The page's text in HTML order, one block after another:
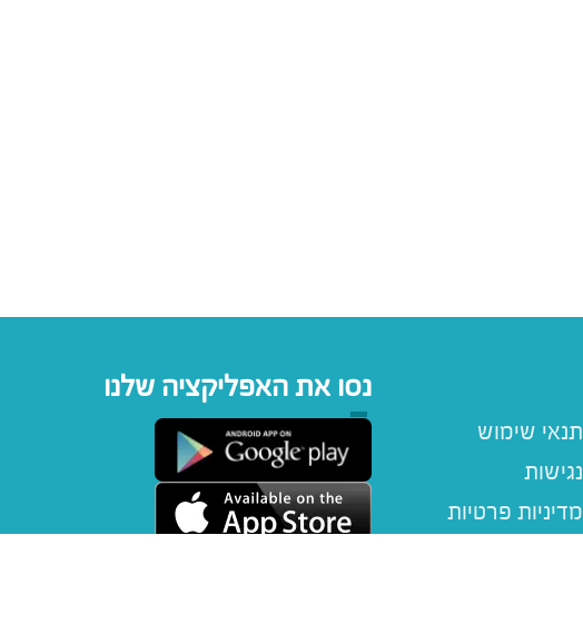
תנאי שימוש
נגישות
מדיניות פרטיות
נסו את האפליקציה שלנו